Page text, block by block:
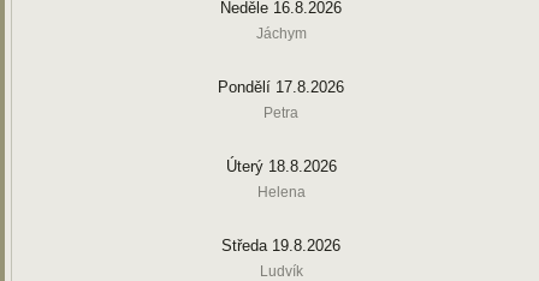
Neděle 16.8.2026
Jáchym
Pondělí 17.8.2026
Petra
Úterý 18.8.2026
Helena
Středa 19.8.2026
Ludvík